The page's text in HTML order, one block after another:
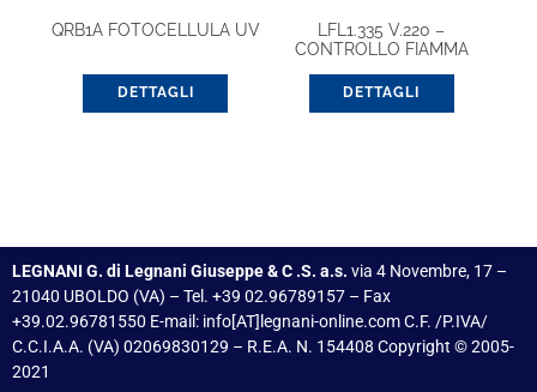
QRB1A FOTOCELLULA UV
DETTAGLI
LFL1.335 V.220 –
CONTROLLO FIAMMA
DETTAGLI
LEGNANI G. di Legnani Giuseppe & C .S. a.s. via 4 Novembre, 17 –
21040 UBOLDO (VA) – Tel. +39 02.96789157 – Fax
+39.02.96781550 E-mail: info[AT]legnani-online.com C.F. /P.IVA/
C.C.I.A.A. (VA) 02069830129 – R.E.A. N. 154408 Copyright © 2005-
2021